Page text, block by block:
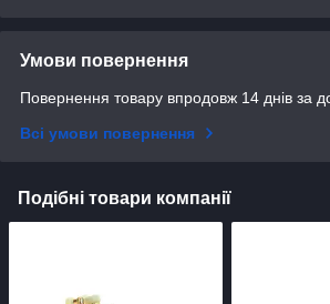
Умови повернення
Повернення товару впродовж 14 днів за
Всі умови повернення
Подібні товари компанії